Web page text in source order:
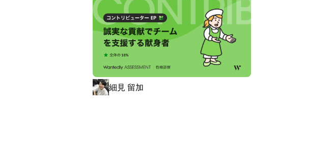
特にWEBディレクターの方は積極採用中です！
ブランディングに自信のある弊社では他社と同じような教育は致しま
今までの蓄積してきたメソッドを活かし、
その社員にあったキャリアをブランディングしていきます。
細見 留加